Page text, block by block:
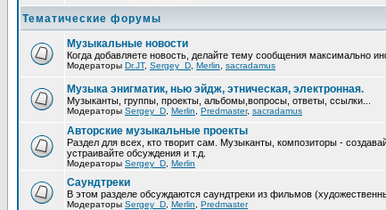
Тематические форумы
Музыкальные новости
Когда добавляете новость, делайте тему сообщения максимально
Модераторы Dr.JT, Sergey_D Merlin sacradamus
Музыка энигматик, нью эйдж, этническая, электронная.
Музыканты, группы, проекты, альбомы,вопросы, ответы, ссылки...
Модераторы Sergey_D Merlin Predmaster, sacradamus
Авторские музыкальные проекты
Раздел для всех, кто творит сам. Музыканты, композиторы -
устраивайте обсуждения и т.д.
Модераторы Sergey_D Merlin
Саундтреки
В этом разделе обсуждаются саундтреки из фильмов
Модераторы Sergey_D Merlin Predmaster